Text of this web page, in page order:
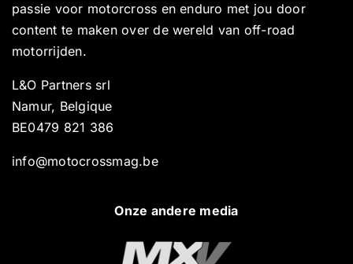
passie voor motorcross en enduro met jou door
content te maken over de wereld van off-road
motorrijden.
L&O Partners srl
Namur, Belgique
BE0479 821 386
info@motocrossmag.be
Onze andere media